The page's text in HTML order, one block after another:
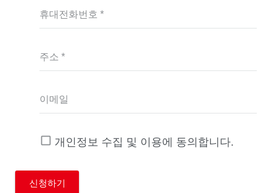
휴대전화번호 *
주소 *
이메일
개인정보 수집 및 이용에 동의합니다.